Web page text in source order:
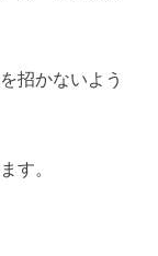
招かないよう
す。